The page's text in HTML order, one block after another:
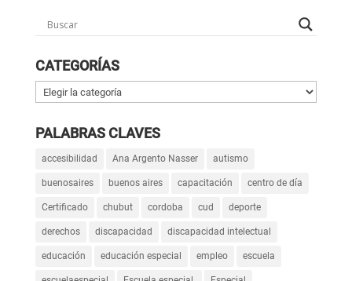
CATEGORÍAS
Categorías
PALABRAS CLAVES
accesibilidad Ana Argento Nasser autismo
buenosaires buenos aires capacitación centro de día
Certificado chubut cordoba cud deporte
derechos discapacidad discapacidad intelectual
educación educación especial empleo escuela